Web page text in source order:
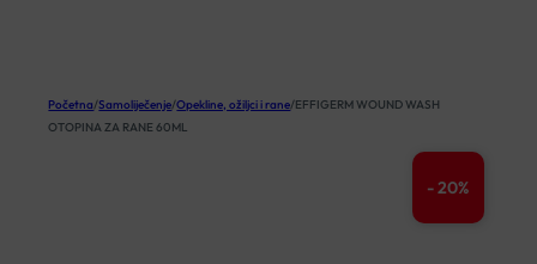
Početna/Samoliječenje/Opekline, ožiljci i rane/EFFIGERM WOUND WASH
OTOPINA ZA RANE 60ML
- 20%